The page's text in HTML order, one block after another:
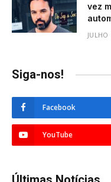
vez
JULHO
Siga-nos!
Facebook
YouTube